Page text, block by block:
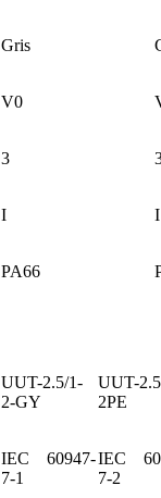
Gris
V0
3
I I
PA66
UUT-2.5/1-
2-GY
UUT-
2PE
IEC 60947-
7-1
IEC
7-2